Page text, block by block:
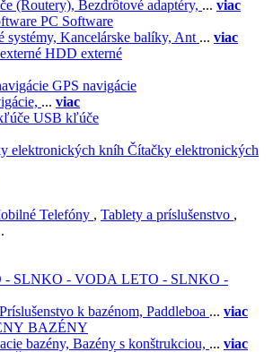
(Routery), Bezdrôtové adaptéry, ... viac
PC Software
systémy, Kancelárske balíky, Ant ... viac
HDD externé
GPS navigácie
... viac
USB kľúče
Čítačky elektronických
Telefóny , Tablety a príslušenstvo ,
LETO - SLNKO -
Príslušenstvo k bazénom, Paddleboa ... viac
BAZÉNY
bazény, Bazény s konštrukciou, ... viac